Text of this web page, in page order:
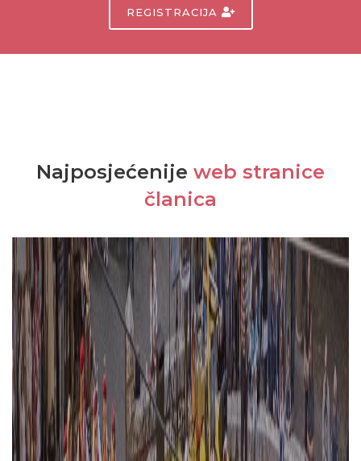
REGISTRACIJA
Najposjećenije web stranice
članica